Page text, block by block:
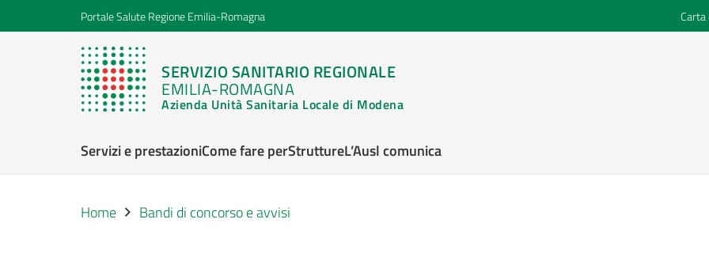
Portale Salute Regione Emilia-Romagna Carta
SERVIZIO SANITARIO REGIONALE
EMILIA-ROMAGNA
Azienda Unità Sanitaria Locale di Modena
Servizi e prestazioniCome fare perStruttureL’Ausl comunica
Home Bandi di concorso e avvisi